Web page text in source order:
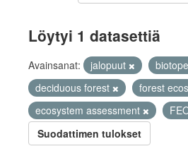
Löytyi 1 datasettiä
Avainsanat: jalopuut biotope
deciduous forest
forest
ecosystem assessment
Suodattimen tulokset